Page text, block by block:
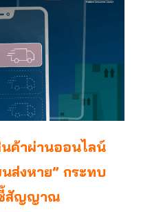
นค้าผ่านออนไลน์
ส่งหาย” กระทบ
ชี้สัญญาณ